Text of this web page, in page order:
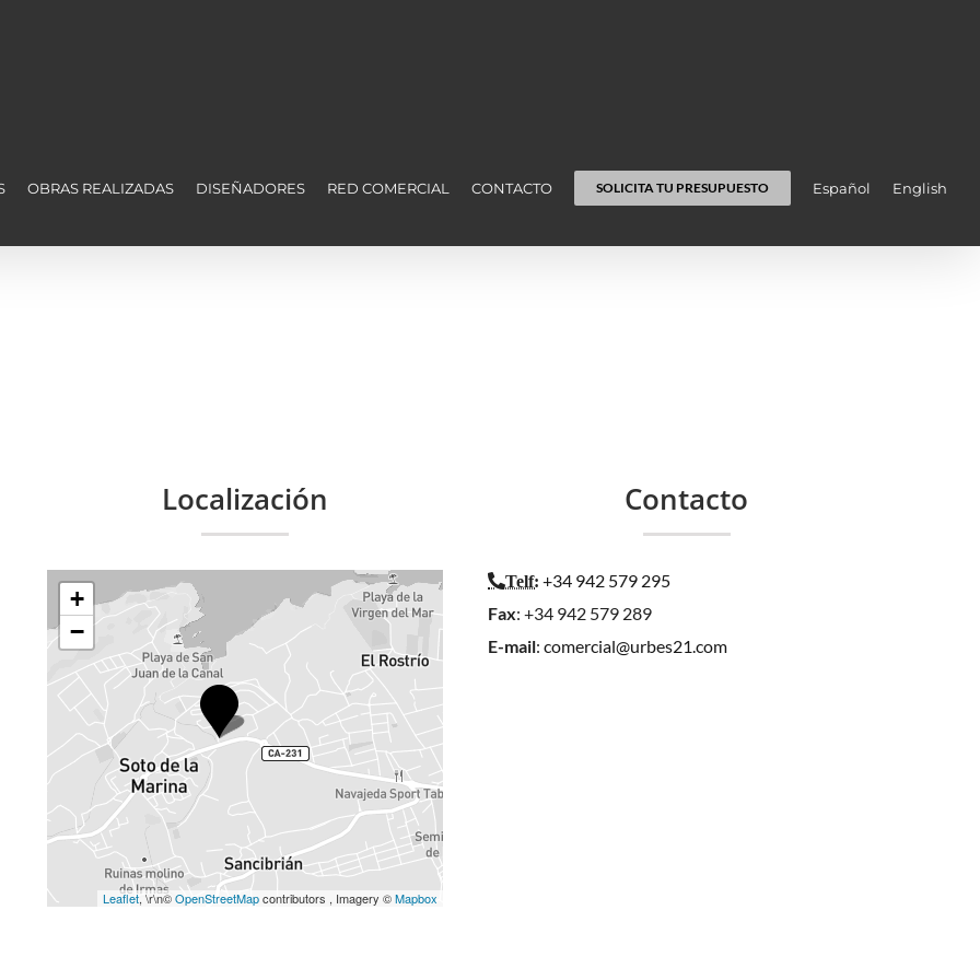
OBRAS REALIZADAS DISEÑADORES RED COMERCIAL CONTACTO SOLICITA TU PRESUPUESTO Español English
Localización
+
−
Leaflet, \r\n©OpenStreetMapcontributors , Imagery ©Mapbox
Contacto
Telf: +34 942 579 295
Fax: +34 942 579 289
E-mail:comercial@urbes21.com